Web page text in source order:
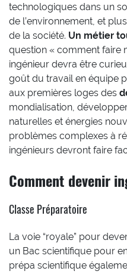
technologiques dans un
de l’environnement, et
de la société. Un métier
question « comment faire
ingénieur devra être
goût du travail en équipe
aux premières loges des d
mondialisation,
naturelles et énergies
problèmes complexes à
ingénieurs devront faire
Comment devenir
Classe Préparatoire
La voie “royale” pour
un Bac scientifique pour
prépa scientifique